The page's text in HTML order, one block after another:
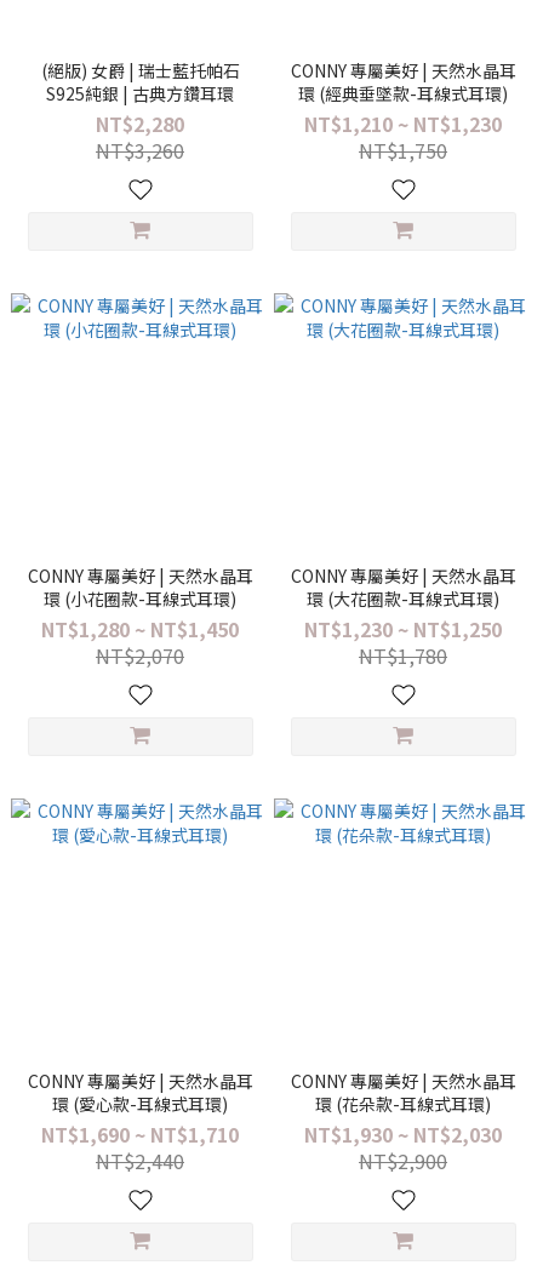
(絕版) 女爵 | 瑞士藍托帕石
S925純銀 | 古典方鑽耳環
NT$2,280
NT$3,260
CONNY 專屬美好 | 天然水晶耳
環 (經典垂墜款-耳線式耳環)
NT$1,210 ~ NT$1,230
NT$1,750
CONNY 專屬美好 | 天然水晶耳
環 (小花圈款-耳線式耳環)
NT$1,280 ~ NT$1,450
NT$2,070
CONNY 專屬美好 | 天然水晶耳
環 (大花圈款-耳線式耳環)
NT$1,230 ~ NT$1,250
NT$1,780
CONNY 專屬美好 | 天然水晶耳
環 (愛心款-耳線式耳環)
NT$1,690 ~ NT$1,710
NT$2,440
CONNY 專屬美好 | 天然水晶耳
環 (花朵款-耳線式耳環)
NT$1,930 ~ NT$2,030
NT$2,900